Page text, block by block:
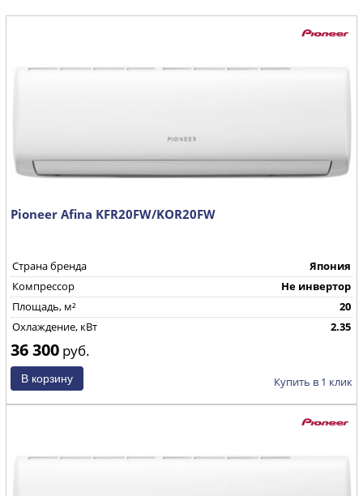
Pioneer Afina KFR20FW/KOR20FW
Страна бренда
Япония
Компрессор
Не инвертор
Площадь, м²
20
Охлаждение, кВт
2.35
36 300 руб.
Купить в 1 клик